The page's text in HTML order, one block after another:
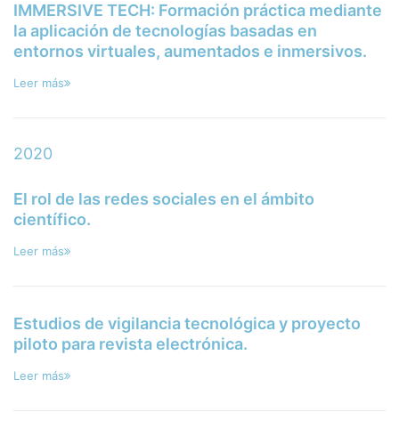
IMMERSIVE TECH: Formación práctica mediante
la aplicación de tecnologías basadas en
entornos virtuales, aumentados e inmersivos.
Leer más
2020
El rol de las redes sociales en el ámbito
científico.
Leer más
Estudios de vigilancia tecnológica y proyecto
piloto para revista electrónica.
Leer más